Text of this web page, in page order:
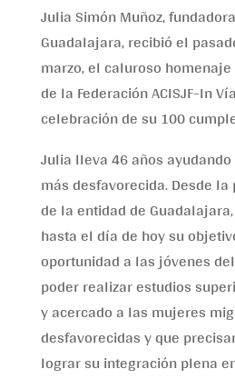
Julia Simón Muñoz,
Guadalajara, recibió el
marzo, el caluroso
de la Federación ACISJF-In
celebración de su 100
Julia lleva 46 años
más desfavorecida. Desde
de la entidad de
hasta el día de hoy su
oportunidad a las jóvenes
poder realizar estudios
y acercado a las mujeres
desfavorecidas y que
lograr su integración plena